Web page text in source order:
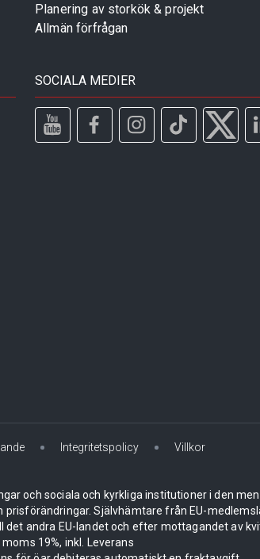
Planering av storkök & projekt
Allmän förfrågan
SOCIALA MEDIER
Integritetspolicy Villkor
och sociala och kyrkliga institutioner i den
Självhämtare från EU-
andra EU-landet och efter mottagandet av
19%, inkl. Leverans